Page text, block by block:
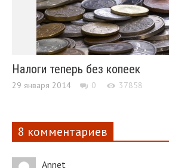
Налоги теперь без копеек
29 января 2014 0 37858
8 комментариев
Annet